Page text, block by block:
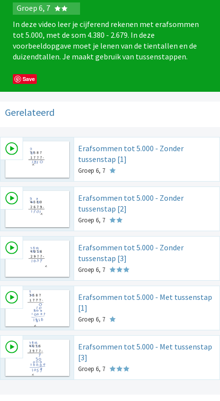
Groep 6, 7
In deze video leer je cijferend rekenen met erafsommen
tot 5.000, met de som 4.380 - 2.679. In deze
voorbeeldopgave moet je lenen van de tientallen en de
duizendtallen. Je maakt gebruik van tussenstappen.
Save
Gerelateerd
Erafsommen tot 5.000 - Zonder
tussenstap [1]
Groep 6, 7
Erafsommen tot 5.000 - Zonder
tussenstap [2]
Groep 6, 7
Erafsommen tot 5.000 - Zonder
tussenstap [3]
Groep 6, 7
Erafsommen tot 5.000 - Met tussenstap
[1]
Groep 6, 7
Erafsommen tot 5.000 - Met tussenstap
[3]
Groep 6, 7